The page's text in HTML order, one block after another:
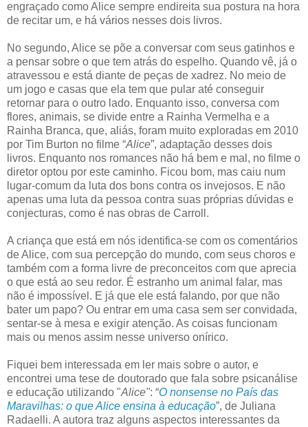
engraçado como Alice sempre endireita sua postura na hora
de recitar um, e há vários nesses dois livros.
No segundo, Alice se põe a conversar com seus gatinhos e
a pensar sobre o que tem atrás do espelho. Quando vê, já o
atravessou e está diante de peças de xadrez. No meio de
um jogo e casas que ela tem que pular até conseguir
retornar para o outro lado. Enquanto isso, conversa com
flores, animais, se divide entre a Rainha Vermelha e a
Rainha Branca, que, aliás, foram muito exploradas em 2010
por Tim Burton no filme “Alice”, adaptação desses dois
livros. Enquanto nos romances não há bem e mal, no filme o
diretor optou por este caminho. Ficou bom, mas caiu num
lugar-comum da luta dos bons contra os invejosos. E não
apenas uma luta da pessoa contra suas próprias dúvidas e
conjecturas, como é nas obras de Carroll.
A criança que está em nós identifica-se com os comentários
de Alice, com sua percepção do mundo, com seus choros e
também com a forma livre de preconceitos com que aprecia
o que está ao seu redor. É estranho um animal falar, mas
não é impossível. E já que ele está falando, por que não
bater um papo? Ou entrar em uma casa sem ser convidada,
sentar-se à mesa e exigir atenção. As coisas funcionam
mais ou menos assim nesse universo onírico.
Fiquei bem interessada em ler mais sobre o autor, e
encontrei uma tese de doutorado que fala sobre psicanálise
e educação utilizando "Alice": “O nonsense no País das
Maravilhas: o que Alice ensina à educação”, de Juliana
Radaelli. A autora traz alguns aspectos interessantes da